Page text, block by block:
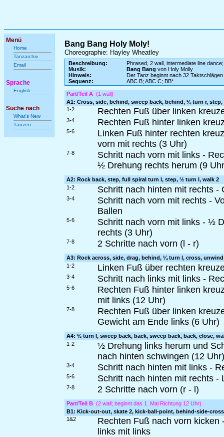
Menü
Home
Tanzarchiv
Email
Sprache
English
Suche nach
What's New
Tänzen
Bang Bang Holy Moly!
Choreographie: Hayley Wheatley
Beschreibung:
Phrased, 2 wall, intermediate line
Musik:
Bang Bang von Holy Molly
Hinweis:
Der Tanz beginnt nach 32
Sequenz:
ABC B; ABC C; BB*
Part/Teil A (1 wall)
A1: Cross, side, behind, sweep back, behind, ¼ turn r,
1-2
Rechten Fuß über linken
3-4 Rechten Fuß hinter linken
5-6
Linken Fuß hinter rechten
vorn mit rechts (3 Uhr)
7-8
Schritt nach vorn mit links -
½ Drehung rechts herum (9
A2: Rock back, step, full spiral turn l, step, ½ turn l, walk 2
1-2
Schritt nach hinten mit rechts -
3-4
Schritt nach vorn mit rechts -
Ballen
5-6
Schritt nach vorn mit links - ½
rechts (3 Uhr)
7-8 2 Schritte nach vorn (l - r)
A3: Rock across, side, drag, behind, ¼ turn l, cross,
1-2
Linken Fuß über rechten
3-4 Schritt nach links mit links -
5-6
Rechten Fuß hinter linken
mit links (12 Uhr)
7-8
Rechten Fuß über linken
Gewicht am Ende links (6 Uhr)
A4: ½ turn l, sweep back, back, sweep back, back, close,
1-2
½ Drehung links herum und
nach hinten schwingen (12 Uhr)
3-4 Schritt nach hinten mit links -
5-6 Schritt nach hinten mit rechts -
7-8 2 Schritte nach vorn (r - l)
Part/Teil B (2 wall; beginnt das 1. Mal Richtung 12 Uhr)
B1: Kick-out-out, skate 2, kick-ball-point, behind-side-cross
1&2
Rechten Fuß nach vorn kicken
links mit links